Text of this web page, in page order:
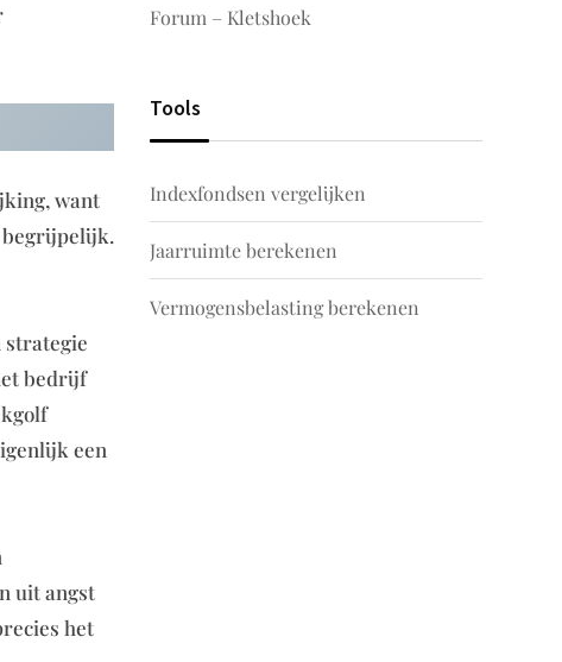
want
begrijpelijk.
strategie
bedrijf
een
uit angst
het
Forum – Kletshoek
Tools
Indexfondsen vergelijken
Jaarruimte berekenen
Vermogensbelasting berekenen